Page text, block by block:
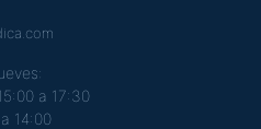
a 17:30
14:00